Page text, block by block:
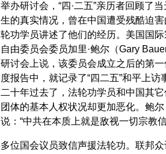
举办研讨会，“四·二五”亲历者回顾了当
生的真实情况，曾在中国遭受残酷迫害
轮功学员讲述了他们的经历。美国国际
自由委员会委员加里·鲍尔（Gary
研讨会上说，该委员会成立之后的第一
度报告中，就记录了“四二五”和平上访
二十年过去了，法轮功学员和中国其
团体的基本人权状况却更加恶化。鲍尔
说：“中共在本质上就是敌视一切宗教
多位国会议员致信声援法轮功。联邦众